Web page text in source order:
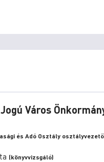
Város
és Adó Osztály
(könyvvizsgáló)